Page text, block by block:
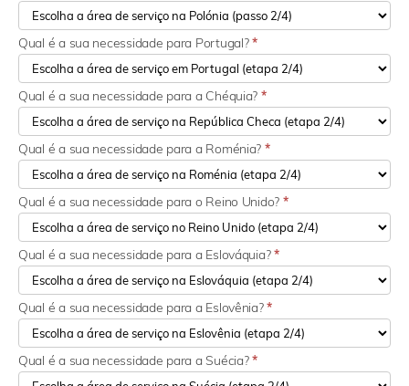
Qual é a sua necessidade para Portugal?*
Qual é a sua necessidade para a Chéquia? *
Qual é a sua necessidade para a Roménia? *
Qual é a sua necessidade para o Reino Unido? *
Qual é a sua necessidade para a Eslováquia?*
Qual é a sua necessidade para a Eslovênia?*
Qual é a sua necessidade para a Suécia?*